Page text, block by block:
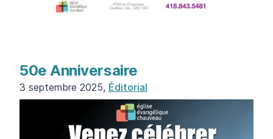
50e Anniversaire
3 septembre 2025, Éditorial